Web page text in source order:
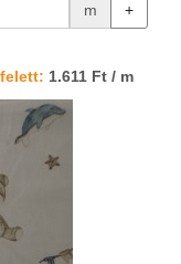
m +
1.611 Ft / m